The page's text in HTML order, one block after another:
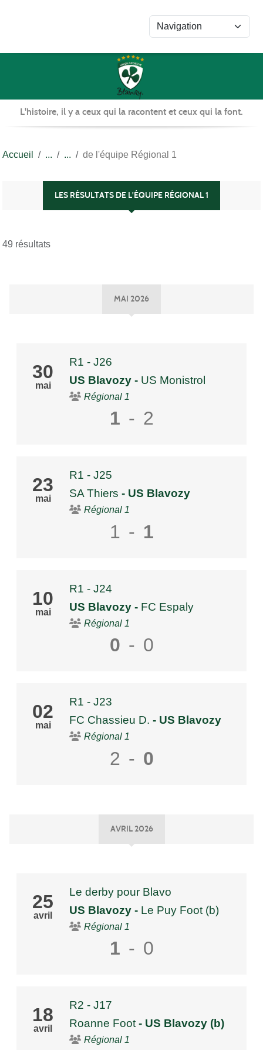
L'histoire, il y a ceux qui la racontent et ceux qui la font.
Accueil de l'équipe Régional 1
LES RÉSULTATS DE L'ÉQUIPE RÉGIONAL 1
49 résultats
MAI 2026
30
mai
R1 - J26
US Blavozy - US Monistrol
Régional 1
1 - 2
23
mai
R1 - J25
SA Thiers - US Blavozy
Régional 1
1 - 1
10
mai
R1 - J24
US Blavozy - FC Espaly
Régional 1
0 - 0
02
mai
R1 - J23
FC Chassieu D. - US Blavozy
Régional 1
2 - 0
AVRIL 2026
25
avril
Le derby pour Blavo
US Blavozy - Le Puy Foot (b)
Régional 1
1 - 0
18
avril
R2 - J17
Roanne Foot- US Blavozy (b)
Régional 1